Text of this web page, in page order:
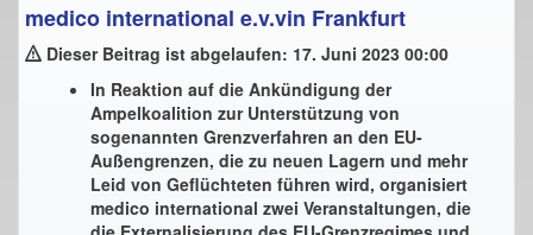
medico international e.v.vin Frankfurt
Dieser Beitrag ist abgelaufen: 17. Juni 2023 00:00
In Reaktion auf die Ankündigung der
Ampelkoalition zur Unterstützung von
sogenannten Grenzverfahren an den EU-
Außengrenzen, die zu neuen Lagern und mehr
Leid von Geflüchteten führen wird, organisiert
medico international zwei Veranstaltungen, die